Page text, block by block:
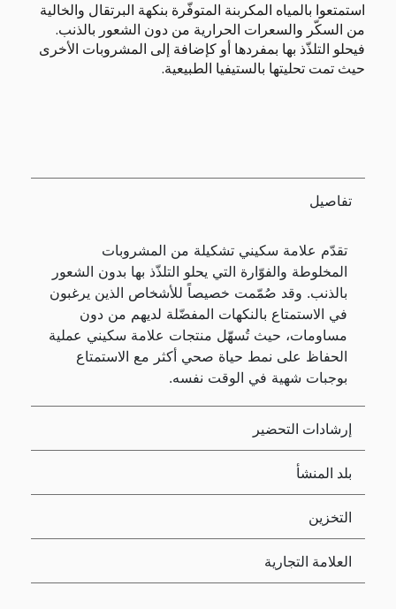
استمتعوا بالمياه المكربنة المتوفّرة بنكهة البرتقال والخالية
من السكّر والسعرات الحرارية من دون الشعور بالذنب.
فيحلو التلذّذ بها بمفردها أو كإضافة إلى المشروبات الأخرى
حيث تمت تحليتها بالستيفيا الطبيعية.
تفاصيل
تقدّم علامة سكيني تشكيلة من المشروبات
المخلوطة والفوّارة التي يحلو التلذّذ بها بدون الشعور
بالذنب. وقد صُمّمت خصيصاً للأشخاص الذين يرغبون
في الاستمتاع بالنكهات المفضّلة لديهم من دون
مساومات، حيث تُسهّل منتجات علامة سكيني عملية
الحفاظ على نمط حياة صحي أكثر مع الاستمتاع
بوجبات شهية في الوقت نفسه.
إرشادات التحضير
بلد المنشأ
التخزين
العلامة التجارية